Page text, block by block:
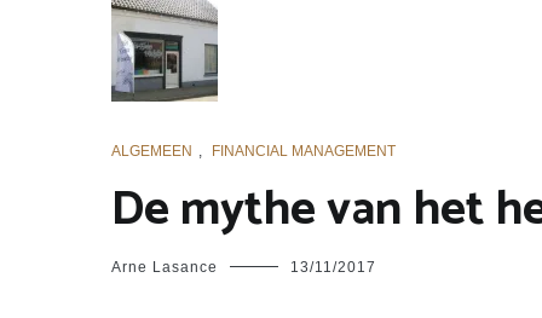
ALGEMEEN , FINANCIAL MANAGEMENT
De mythe van het
Arne Lasance 13/11/2017